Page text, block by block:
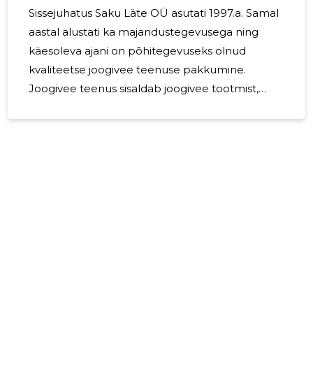
Sissejuhatus Saku Läte OÜ asutati 1997.a. Samal
aastal alustati ka majandustegevusega ning
käesoleva ajani on põhitegevuseks olnud
kvaliteetse joogivee teenuse pakkumine.
Joogivee teenus sisaldab joogivee tootmist,